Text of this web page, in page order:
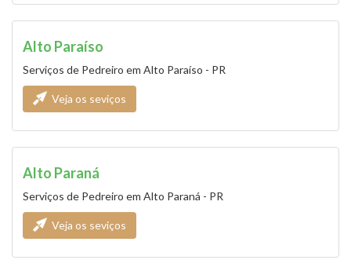
Alto Paraíso
Serviços de Pedreiro em Alto Paraíso - PR
Veja os seviços
Alto Paraná
Serviços de Pedreiro em Alto Paraná - PR
Veja os seviços